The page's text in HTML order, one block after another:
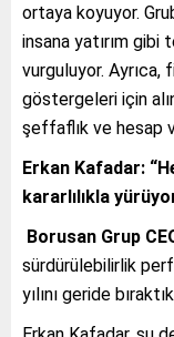
ortaya koyuyor.
insana yatırım gibi
vurguluyor. Ayrıca,
göstergeleri için
şeffaflık ve hesap
Erkan Kafadar:
kararlılıkla
Borusan Grup
sürdürülebilirlik
yılını geride